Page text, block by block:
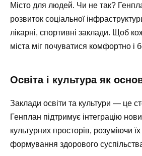
Місто для людей. Чи не так?
розвиток соціальної
лікарні, спортивні заклади. Щоб
міста міг почуватися комфортно і
Освіта і культура як
Заклади освіти та культури — це
Генплан підтримує інтеграцію
культурних просторів, розуміючи
формування здорового